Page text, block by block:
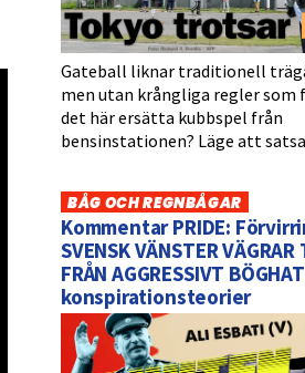
Gateball liknar traditionell
men utan krångliga regler som
det här ersätta kubbspel från
bensinstationen? Läge att satsa
BÅG OCH REGNBÅGAR
Kommentar PRIDE:
SVENSK VÄNSTER VÄGRAR
FRÅN AGGRESSIVT
konspirationsteorier